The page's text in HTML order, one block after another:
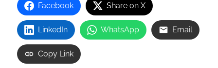
Facebook Share on X
LinkedIn WhatsApp Email
Copy Link